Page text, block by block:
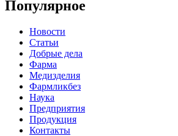
Популярное
Новости
Статьи
Добрые дела
Фарма
Медизделия
Фармликбез
Наука
Предприятия
Продукция
Контакты